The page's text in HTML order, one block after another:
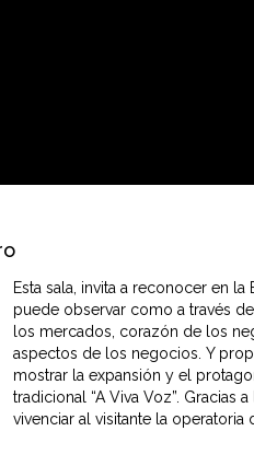
Esta sala, invita a reconocer en
puede observar como a través
los mercados, corazón de los
aspectos de los negocios. Y
mostrar la expansión y el
tradicional “A Viva Voz”.
vivenciar al visitante la operatoria